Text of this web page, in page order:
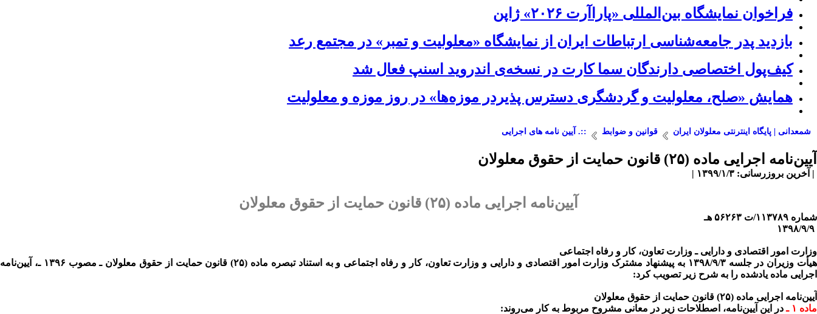
فراخوان نمایشگاه بین‌المللی «پاراآرت ۲۰۲۶» ژاپن
بازدید پدر جامعه‌شناسی ارتباطات ایران از نمایشگاه «معلولیت و تمبر» در مجتمع رعد
کیف‌پول اختصاصی دارندگان سما کارت در نسخه‌ی اندروید اسنپ فعال شد
همایش «صلح، معلولیت و گردشگری دسترس پذیردر موزه‌ها» در روز موزه و معلولیت
شمعدانی | پایگاه اینترنتی معلولان ایران قوانین و ضوابط ::. آیین نامه های اجرایی
آیین‌نامه اجرایی ماده (۲۵) قانون حمایت از حقوق معلولان
| آخرین بروزرسانی: ۱۳۹۹/۱/۳ |
آیین‌نامه اجرایی ماده (۲۵) قانون حمایت از حقوق معلولان
شماره ۱۱۳۷۸۹/ت ۵۶۲۶۳ هـ
وزارت امور اقتصادی و دارایی ـ وزارت تعاون، کار و رفاه اجتماعی
هیأت وزیران در جلسه ۱۳۹۸/۹/۳ به پیشنهاد مشترک وزارت امور اقتصادی و دارایی و وزارت تعاون، کار و رفاه اجتماعی و به استناد تبصره ماده (۲۵) قانون حمایت از حقوق معلولان ـ مصوب ۱۳۹۶ ـ، آیین‌نامه
اجرایی ماده یادشده را به شرح زیر تصویب کرد:
آیین‌نامه اجرایی ماده (۲۵) قانون حمایت از حقوق معلولان
ماده ۱ ـ
در این آیین‌نامه، اصطلاحات زیر در معانی مشروح مربوط به کار می‌روند: